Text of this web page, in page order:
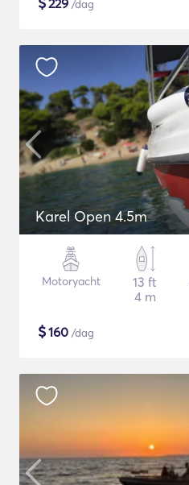
229 /dag
Karel Open 4.5m
Motoryacht
13 ft
4 m
$160 /dag